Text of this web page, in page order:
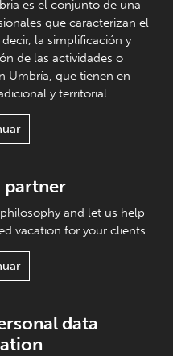
es el conjunto de una
que caracterizan el
la simplificación y
de las actividades o
Umbría, que tienen en
y territorial.
partner
and let us help
vacation for your clients.
data